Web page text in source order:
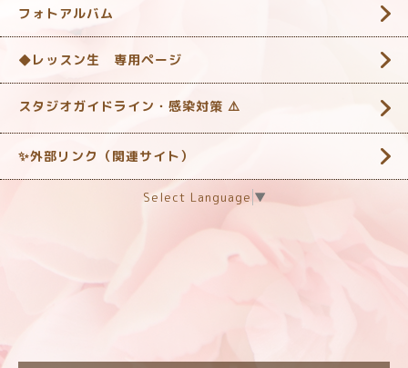
フォトアルバム
◆レッスン生 専用ページ
スタジオガイドライン・感染対策 ‎⚠️
✨外部リンク（関連サイト）
Select Language ▼